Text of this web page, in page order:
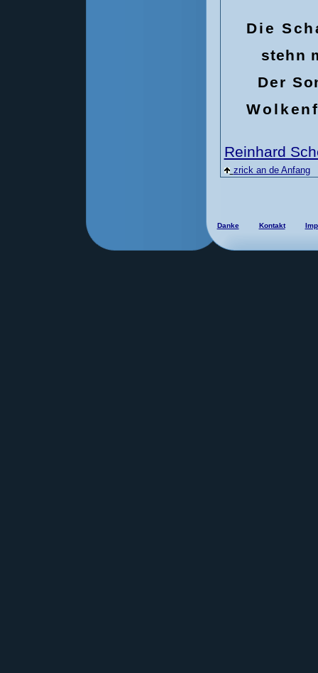
Die
stehn
Der
Reinhard
zrick an de Anfang
Danke Kontakt